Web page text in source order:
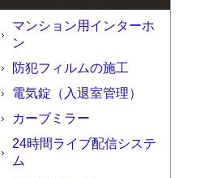
マンション用インターホ
ン
防犯フィルムの施工
電気錠（入退室管理）
カーブミラー
24時間ライブ配信システ
ム